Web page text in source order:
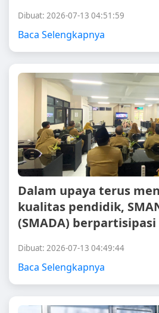
Dibuat: 2026-07-13 04:51:59
Baca Selengkapnya
Dalam upaya terus
kualitas pendidik,
(SMADA)
Dibuat: 2026-07-13 04:49:44
Baca Selengkapnya